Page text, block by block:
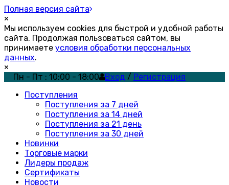
Полная версия сайта
×
Мы используем cookies для быстрой и удобной работы
сайта. Продолжая пользоваться сайтом, вы
принимаете условия обработки персональных
данных.
×
Пн - Пт : 10:00 - 18:00
Вход / Регистрация
Поступления
Поступления за 7 дней
Поступления за 14 дней
Поступления за 21 день
Поступления за 30 дней
Новинки
Торговые марки
Лидеры продаж
Сертификаты
Новости